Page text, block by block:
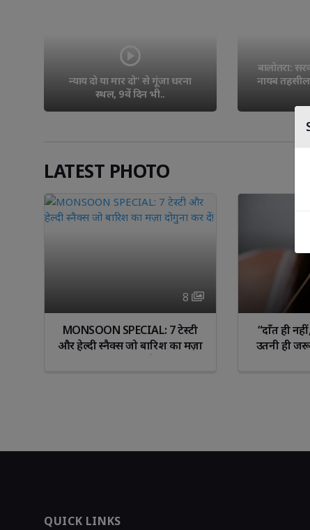
न्याय दो या मार दो" से गूंजा धरना
स्थल, 9वें दिन भी..
बालोतरा:
नायब
LATEST PHOTO
8
MONSOON SPECIAL: 7 टेस्टी
और हेल्दी स्नैक्स जो बारिश का मज़ा
“दाँत ही
उतनी ही
QUICK LINKS